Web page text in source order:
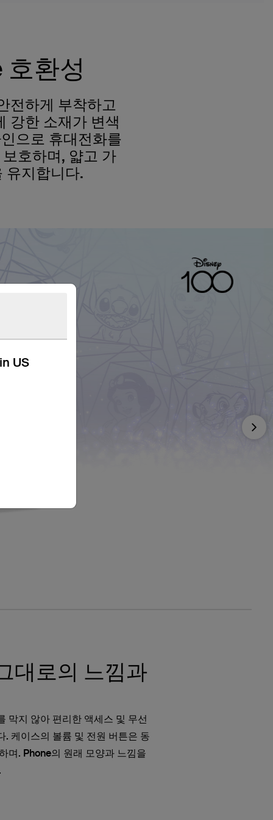
US
환성
전하게 부착하고
강한 소재가 변색
으로 휴대전화를
호하며, 얇고 가
유지합니다.
Next
대로의 느낌과
막지 않아 편리한 액세스 및 무선
. 케이스의 볼륨 및 전원 버튼은 동
며. Phone의 원래 모양과 느낌을